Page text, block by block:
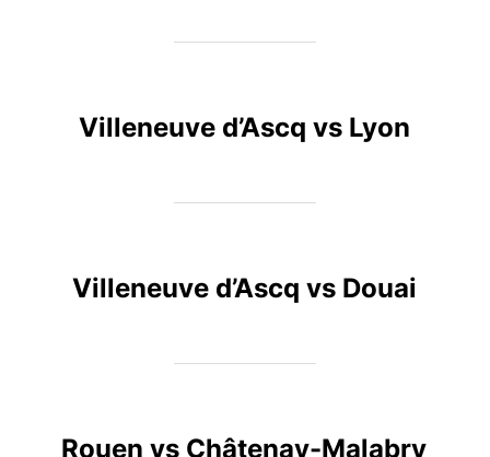
Villeneuve d’Ascq vs Lyon
Villeneuve d’Ascq vs Douai
Rouen vs Châtenay-Malabry